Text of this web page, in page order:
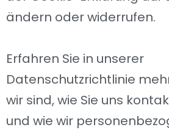
ändern oder widerrufen.
Erfahren Sie in unserer
Datenschutzrichtlinie
wir sind, wie Sie uns
und wie wir